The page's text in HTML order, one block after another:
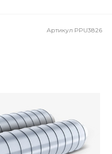
Артикул PPU3826